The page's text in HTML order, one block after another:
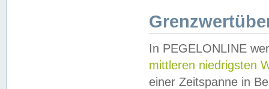
In PEGELONLINE
mittleren niedrigsten
einer Zeitspanne in